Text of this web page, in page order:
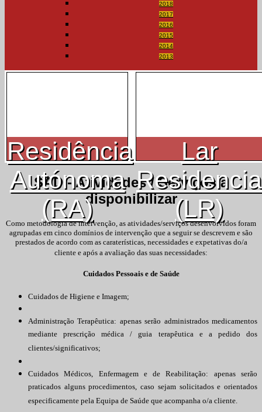
2018
2017
2016
2015
2014
2013
Residência
Autónoma
(RA)
Lar
(LR)
SAD - Atividades / Serviços a
disponibilizar
Como metodologia de intervenção, as atividades/serviços desenvolvidos foram
agrupadas em cinco domínios de intervenção que a seguir se descrevem e são
prestados de acordo com as caraterísticas, necessidades e expetativas do/a
cliente e após a avaliação das suas necessidades:
Cuidados Pessoais e de Saúde
Cuidados de Higiene e Imagem;
Administração Terapêutica: apenas serão administrados medicamentos
mediante prescrição médica / guia terapêutica e a pedido dos
clientes/significativos;
Cuidados Médicos, Enfermagem e de Reabilitação: apenas serão
praticados alguns procedimentos, caso sejam solicitados e orientados
especificamente pela Equipa de Saúde que acompanha o/a cliente.